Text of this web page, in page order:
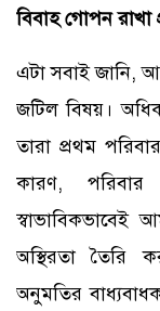
বিবাহ গোপন রাখা
এটা সবাই জানি,
জটিল বিষয়।
তারা প্রথম
কারণ,
স্বাভাবিকভাবেই
অস্থিরতা তৈরি
অনুমতির